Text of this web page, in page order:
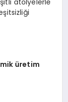
atölyelerle
üretim